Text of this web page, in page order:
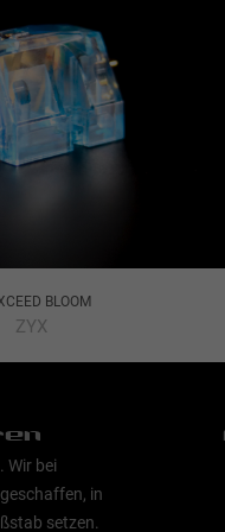
BLOOM
ZYX
Wir bei
in
setzen.